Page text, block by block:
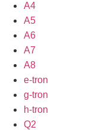
A4
A5
A6
A7
A8
e-tron
g-tron
h-tron
Q2